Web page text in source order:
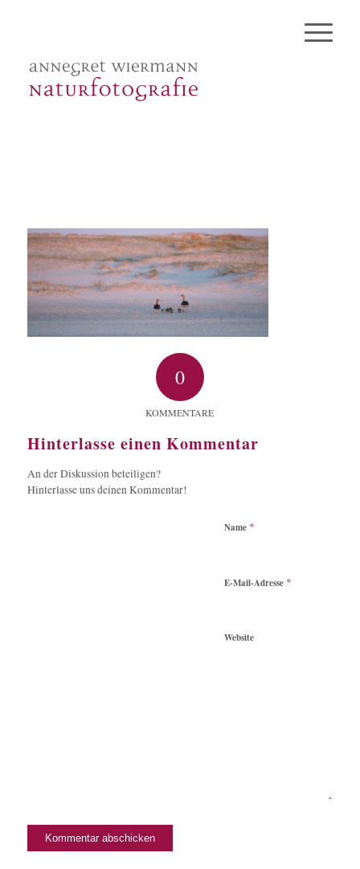
0
KOMMENTARE
Hinterlasse einen Kommentar
An der Diskussion beteiligen?
Hinterlasse uns deinen Kommentar!
Name *
E-Mail-Adresse *
Website